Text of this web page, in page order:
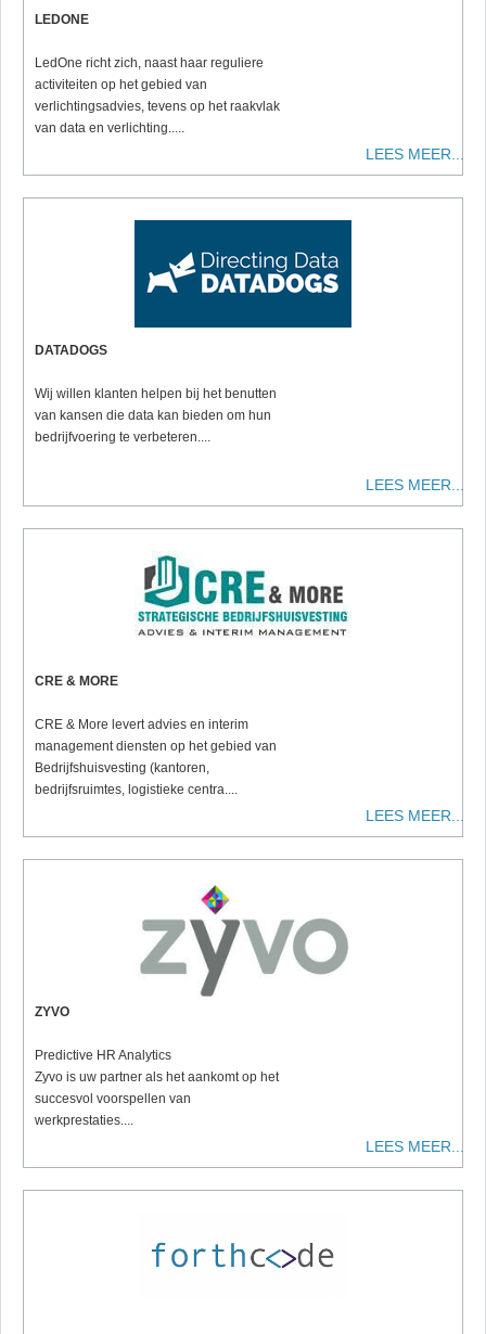
LEDONE
LedOne richt zich, naast haar reguliere
activiteiten op het gebied van
verlichtingsadvies, tevens op het raakvlak
van data en verlichting.....
LEES MEER...
DATADOGS
Wij willen klanten helpen bij het benutten
van kansen die data kan bieden om hun
bedrijfvoering te verbeteren....
LEES MEER...
CRE & MORE
CRE & More levert advies en interim
management diensten op het gebied van
Bedrijfshuisvesting (kantoren,
bedrijfsruimtes, logistieke centra....
LEES MEER...
ZYVO
Predictive HR Analytics
Zyvo is uw partner als het aankomt op het
succesvol voorspellen van
werkprestaties....
LEES MEER...